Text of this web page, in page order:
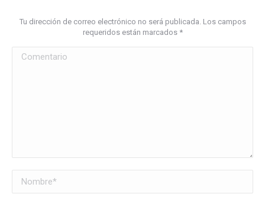
Tu dirección de correo electrónico no será publicada. Los campos
requeridos están marcados *
Comentario
Nombre *